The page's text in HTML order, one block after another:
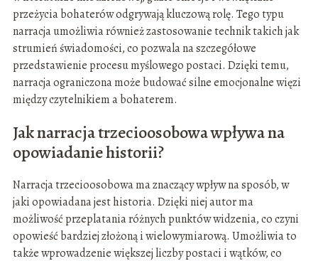
przeżycia bohaterów odgrywają kluczową rolę. Tego typu
narracja umożliwia również zastosowanie technik takich jak
strumień świadomości, co pozwala na szczegółowe
przedstawienie procesu myślowego postaci. Dzięki temu,
narracja ograniczona może budować silne emocjonalne więzi
między czytelnikiem a bohaterem.
Jak narracja trzecioosobowa wpływa na
opowiadanie historii?
Narracja trzecioosobowa ma znaczący wpływ na sposób, w
jaki opowiadana jest historia. Dzięki niej autor ma
możliwość przeplatania różnych punktów widzenia, co czyni
opowieść bardziej złożoną i wielowymiarową. Umożliwia to
także wprowadzenie większej liczby postaci i wątków, co